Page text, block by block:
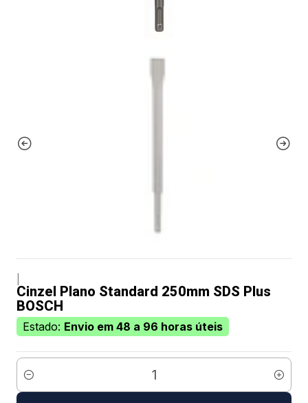
Cinzel Plano Standard 250mm SDS Plus
BOSCH
Estado: Envio em 48 a 96 horas úteis
Quantidade